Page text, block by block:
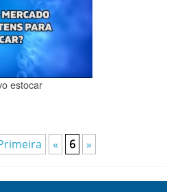
estocar
« 6 »